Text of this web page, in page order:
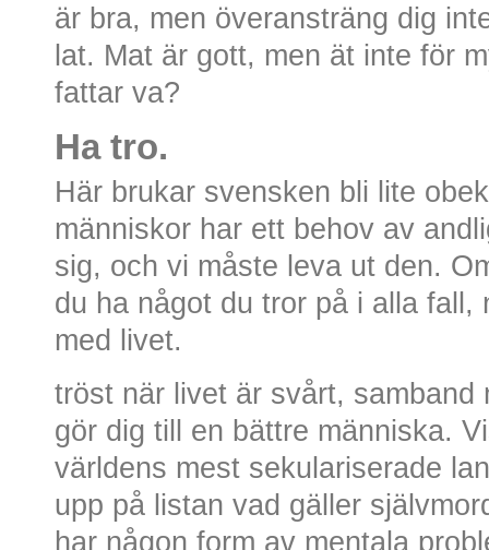
är bra, men överansträng dig
lat. Mat är gott, men ät inte för
fattar va?
Ha tro.
Här brukar svensken bli lite
människor har ett behov av
sig, och vi måste leva ut den.
du ha något du tror på i alla fall,
med livet.
tröst när livet är svårt, samband
gör dig till en bättre människa.
världens mest sekulariserade
upp på listan vad gäller
har någon form av mentala